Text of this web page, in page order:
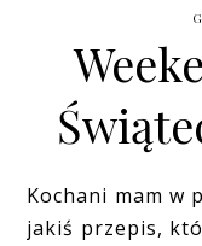
Kochani mam w
jakiś przepis,